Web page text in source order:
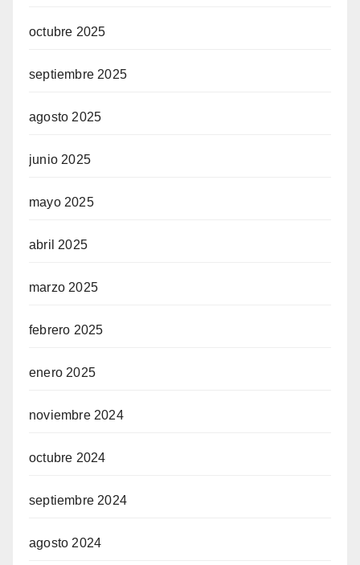
octubre 2025
septiembre 2025
agosto 2025
junio 2025
mayo 2025
abril 2025
marzo 2025
febrero 2025
enero 2025
noviembre 2024
octubre 2024
septiembre 2024
agosto 2024